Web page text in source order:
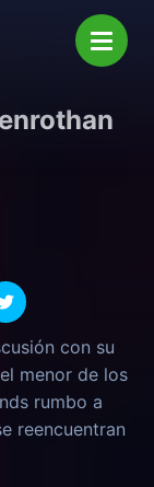
con su
menor de los
rumbo a
reencuentran